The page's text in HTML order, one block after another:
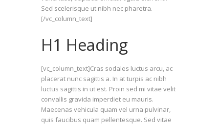
Sed scelerisque ut nibh nec pharetra.
[/vc_column_text]
H1 Heading
[vc_column_text]Cras sodales luctus arcu, ac
placerat nunc sagittis a. In at turpis ac nibh
luctus sagittis in ut est. Proin sed mi vitae velit
convallis gravida imperdiet eu mauris.
Maecenas vehicula quam vel urna pulvinar,
quis faucibus quam pellentesque. Sed vitae